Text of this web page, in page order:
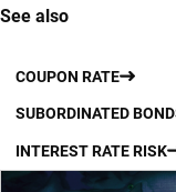
See also
COUPON RATE
SUBORDINATED
INTEREST RATE RISK